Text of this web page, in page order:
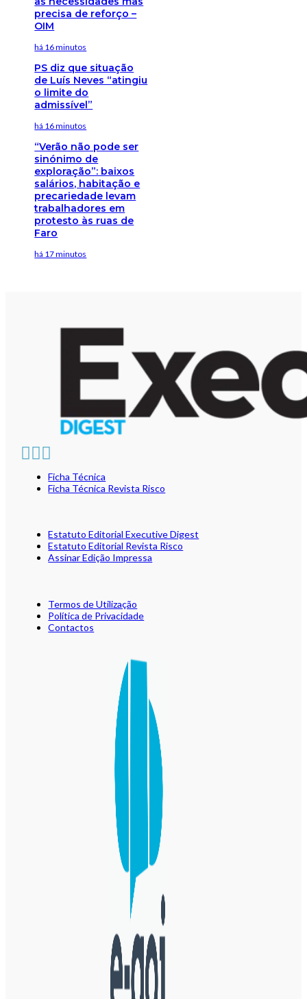
precisa de reforço –
OIM
há 16 minutos
PS diz que situação
de Luís Neves “atingiu
o limite do
admissível”
há 16 minutos
“Verão não pode ser
sinónimo de
exploração”: baixos
salários, habitação e
precariedade levam
trabalhadores em
protesto às ruas de
Faro
há 17 minutos
Ficha Técnica
Ficha Técnica Revista Risco
Estatuto Editorial Executive Digest
Estatuto Editorial Revista Risco
Assinar Edição Impressa
Termos de Utilização
Política de Privacidade
Contactos